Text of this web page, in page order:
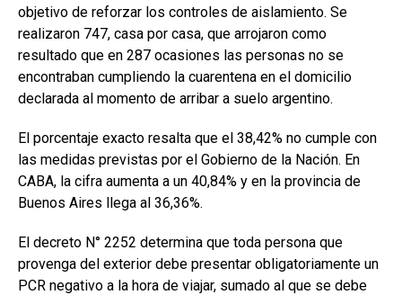
objetivo de reforzar los controles de aislamiento. Se
realizaron 747, casa por casa, que arrojaron como
resultado que en 287 ocasiones las personas no se
encontraban cumpliendo la cuarentena en el domicilio
declarada al momento de arribar a suelo argentino.
El porcentaje exacto resalta que el 38,42% no cumple con
las medidas previstas por el Gobierno de la Nación. En
CABA, la cifra aumenta a un 40,84% y en la provincia de
Buenos Aires llega al 36,36%.
El decreto N° 2252 determina que toda persona que
provenga del exterior debe presentar obligatoriamente un
PCR negativo a la hora de viajar, sumado al que se debe